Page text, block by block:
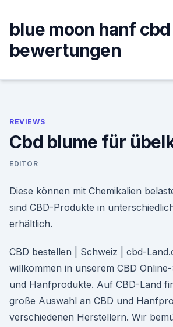
content
blue moon hanf cbd
bewertungen
REVIEWS
Cbd blume für
EDITOR
Diese können mit Chemikalien
sind CBD-Produkte in
erhältlich.
CBD bestellen | Schweiz | cbd-
willkommen in unserem CBD
und Hanfprodukte. Auf CBD-Land
große Auswahl an CBD und
verschiedenen Herstellern. Wir